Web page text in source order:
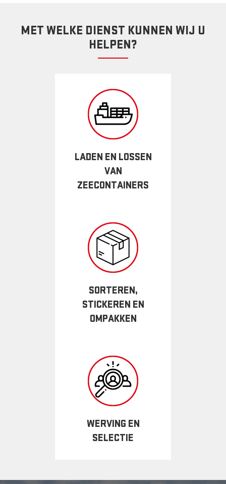
MET WELKE DIENST KUNNEN WIJ U
HELPEN?
LADEN EN LOSSEN
VAN
ZEECONTAINERS
SORTEREN,
STICKEREN EN
OMPAKKEN
WERVING EN
SELECTIE